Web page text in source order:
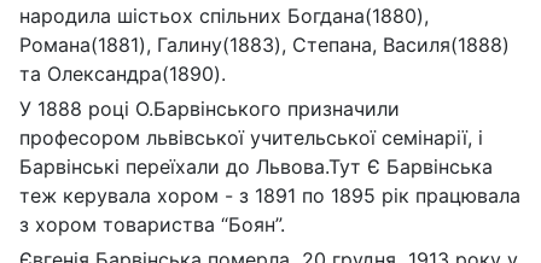
народила шістьох спільних Богдана(1880),
Романа(1881), Галину(1883), Степана, Василя(1888)
та Олександра(1890).
У 1888 році О.Барвінського призначили
професором львівської учительської семінарії, і
Барвінські переїхали до Львова.Тут Є Барвінська
теж керувала хором - з 1891 по 1895 рік працювала
з хором товариства “Боян”.